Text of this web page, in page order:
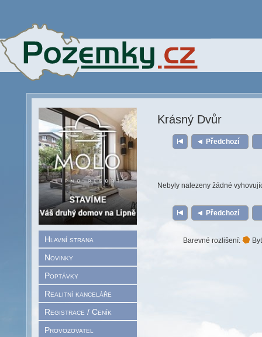
Hlavní strana
Novinky
Poptávky
Realitní kanceláře
Registrace / Ceník
Provozovatel
Krásný Dvůr
Předchozí
Nebyly nalezeny žádné
Předchozí
Barevné rozlišení: